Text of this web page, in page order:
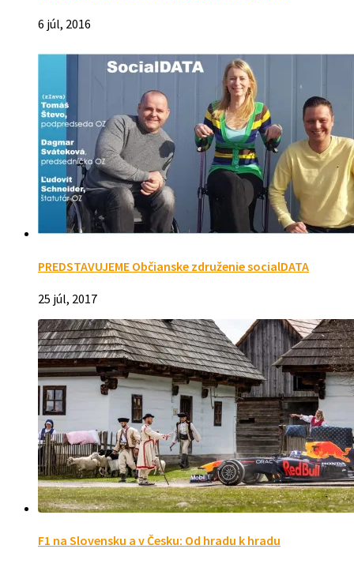
6 júl, 2016
PREDSTAVUJEME Občianske združenie socialDATA
25 júl, 2017
F1 na Slovensku a v Česku: Od hradu k hradu